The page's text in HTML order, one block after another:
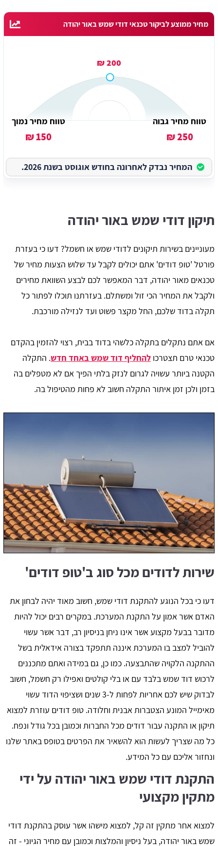
מחיר ממוצע לביקור טכנאי דודי שמש באור יהודה
200 ₪
טווח מחיר גבוה
250 ₪
טווח מחיר נמוך
150 ₪
המחיר נבדק לאחרונה בחודש אוגוסט בשנת 2026.
תיקון דודי שמש באור יהודה
מעוניינים בשירות תיקונים לדודי שמש או חשמל? דעו כי בעזרת
פורטל 'טופ דודים' אתם יכולים לקבל עד שלוש הצעות מחיר של
טכנאים מאור יהודה, דבר המאפשר לכם לבצע השוואת מחירים
ולקבל את המחיר הכי זול ומשתלם. בעזרתנו תוכלו לפתור כל
תקלה בדוד שלכם, החל מקצר פשוט ועד לנזילה מורכבת.
אם אתם נתקלים בתקלה כלשהי בדוד בבית, רצוי להזמין בהקדם
טכנאי טרם תצטרכו להחליף דוד שמש באחד חדש. התקלה
הקטנה ביותר עשויה לגרום לנזק בלתי הפיך אם לא מטפלים בה
בזמן ולכן זמן איתור התקלה חשוב לא פחות מהטיפול בה.
שירות לדודים מכל סוג ב'טופ דודים'
דעו כי בכל הנוגע להתקנת דודי שמש, חשוב מאוד יהיה לבחון את
האדם אשר אמון על התקנת המערכת. במקרים רבים יכול להיות
מדובר בבעל מקצוע אשר אינו ניחן בניסיון רב, דבר אשר עשוי
להוביל למצב בו המערכת איננה תתפקד בצורה אידאלית בשל
ההתקנה הלקויה שהתבצעה. כמו כן, גם במידה ואתם מתכננים
לרכוש דוד שמש בלבד עם או בלי קולטים ואפילו רק חשמל, חשוב
לבדוק שיש לכם אחריות לפחות ל-3 שנים ושציפוי הדוד עשוי
מאימייל המונע הצטברות אבנית וחלודה. טופ דודים עוזרת למצוא
תיקון או התקנה עבור דודים מכל החברות וכמובן בכל גודל ונפח.
כל מה שצריך לעשות הוא להשאיר את הפרטים בטופס באתר שלנו
ונחזור אליכם עם כל המידע.
התקנת דודי שמש באור יהודה על ידי
מתקין מקצועי
למצוא אחר מתקין זה קל, למצוא מישהו אשר עוסק בהתקנת דודי
שמש באור יהודה, בעל ניסיון והמלצות וכמובן עם מחיר הגיוני - זה